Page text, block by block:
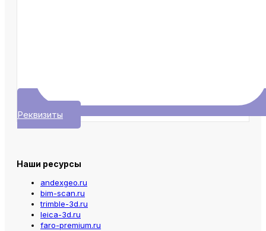
Реквизиты
Наши ресурсы
andexgeo.ru
bim-scan.ru
trimble-3d.ru
leica-3d.ru
faro-premium.ru